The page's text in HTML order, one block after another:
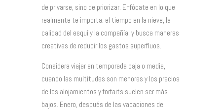
de privarse, sino de priorizar. Enfócate en lo que
realmente te importa: el tiempo en la nieve, la
calidad del esquí y la compañía, y busca maneras
creativas de reducir los gastos superfluos.
Considera viajar en temporada baja o media,
cuando las multitudes son menores y los precios
de los alojamientos y forfaits suelen ser más
bajos. Enero, después de las vacaciones de